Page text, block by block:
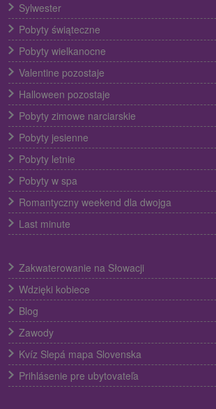
Sylwester
Pobyty świąteczne
Pobyty wielkanocne
Valentine pozostaje
Halloween pozostaje
Pobyty zimowe narciarskie
Pobyty jesienne
Pobyty letnie
Pobyty w spa
Romantyczny weekend dla dwojga
Last minute
Zakwaterowanie na Słowacji
Wdzięki kobiece
Blog
Zawody
Kvíz Slepá mapa Slovenska
Prihlásenie pre ubytovateľa